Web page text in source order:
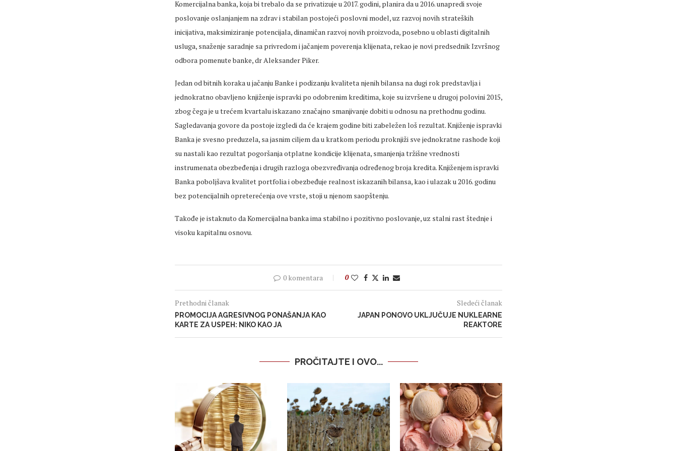
Komercijalna banka, koja bi trebalo da se privatizuje u 2017. godini, planira da u 2016. unapredi svoje
poslovanje oslanjanjem na zdrav i stabilan postojeći poslovni model, uz razvoj novih strateških
inicijativa, maksimiziranje potencijala, dinamičan razvoj novih proizvoda, posebno u oblasti digitalnih
usluga, snaženje saradnje sa privredom i jačanjem poverenja klijenata, rekao je novi predsednik Izvršnog
odbora pomenute banke, dr Aleksander Piker.
Jedan od bitnih koraka u jačanju Banke i podizanju kvaliteta njenih bilansa na dugi rok predstavlja i
jednokratno obavljeno knjiženje ispravki po odobrenim kreditima, koje su izvršene u drugoj polovini 2015,
zbog čega je u trećem kvartalu iskazano značajno smanjivanje dobiti u odnosu na prethodnu godinu.
Sagledavanja govore da postoje izgledi da će krajem godine biti zabeležen loš rezultat. Knjiženje ispravki
Banka je svesno preduzela, sa jasnim ciljem da u kratkom periodu proknjiži sve jednokratne rashode koji
su nastali kao rezultat pogoršanja otplatne kondicije klijenata, smanjenja tržišne vrednosti
instrumenata obezbeđenja i drugih razloga obezvređivanja određenog broja kredita. Knjiženjem ispravki
Banka poboljšava kvalitet portfolia i obezbeđuje realnost iskazanih bilansa, kao i ulazak u 2016. godinu
bez potencijalnih opreterećenja ove vrste, stoji u njenom saopštenju.
Takođe je istaknuto da Komercijalna banka ima stabilno i pozitivno poslovanje, uz stalni rast štednje i
visoku kapitalnu osnovu.
0 komentara 0
Prethodni članak
PROMOCIJA AGRESIVNOG PONAŠANJA KAO
KARTE ZA USPEH: NIKO KAO JA
Sledeći članak
JAPAN PONOVO UKLJUČUJE NUKLEARNE
REAKTORE
PROČITAJTE I OVO...